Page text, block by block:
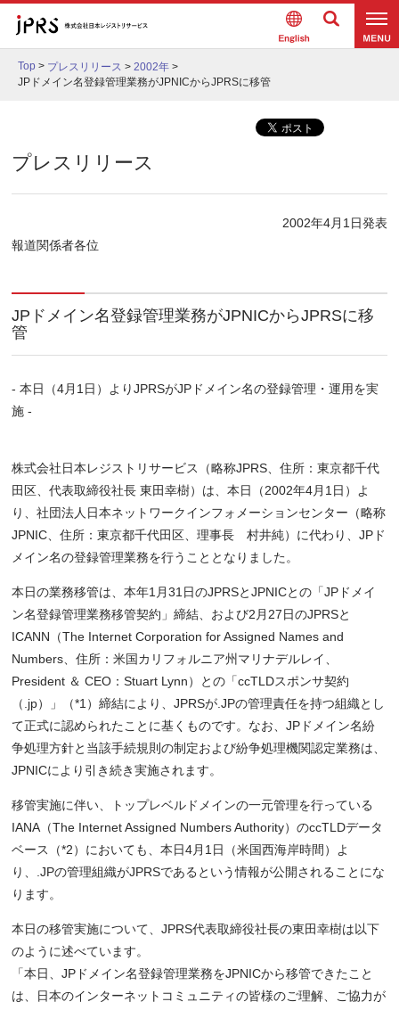
Englis 検索
Top > プレスリリース > 2002年 >
JPドメイン名登録管理業務がJPNICからJPRSに移管
プレスリリース
2002年4月1日発表
報道関係者各位
JPドメイン名登録管理業務がJPNICからJPRSに移
管
- 本日（4月1日）よりJPRSがJPドメイン名の登録管理・運用を実
施 -
株式会社日本レジストリサービス（略称JPRS、住所：東京都千代
田区、代表取締役社長 東田幸樹）は、本日（2002年4月1日）よ
り、社団法人日本ネットワークインフォメーションセンター（略称
JPNIC、住所：東京都千代田区、理事長 村井純）に代わり、JPド
メイン名の登録管理業務を行うこととなりました。
本日の業務移管は、本年1月31日のJPRSとJPNICとの「JPドメイ
ン名登録管理業務移管契約」締結、および2月27日のJPRSと
ICANN（The Internet Corporation for Assigned Names and
Numbers、住所：米国カリフォルニア州マリナデルレイ、
President ＆ CEO：Stuart Lynn）との「ccTLDスポンサ契約
（.jp）」（*1）締結により、JPRSが.JPの管理責任を持つ組織とし
て正式に認められたことに基くものです。なお、JPドメイン名紛
争処理方針と当該手続規則の制定および紛争処理機関認定業務は、
JPNICにより引き続き実施されます。
移管実施に伴い、トップレベルドメインの一元管理を行っている
IANA（The Internet Assigned Numbers Authority）のccTLDデータ
ベース（*2）においても、本日4月1日（米国西海岸時間）よ
り、.JPの管理組織がJPRSであるという情報が公開されることにな
ります。
本日の移管実施について、JPRS代表取締役社長の東田幸樹は以下
のように述べています。
「本日、JPドメイン名登録管理業務をJPNICから移管できたこと
は、日本のインターネットコミュニティの皆様のご理解、ご協力が